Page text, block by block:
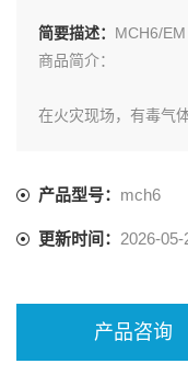
简要描述： MCH6/
商品简介：
在火灾现场，有毒气
产品型号： mch6
更新时间： 2026-05-
产品咨询